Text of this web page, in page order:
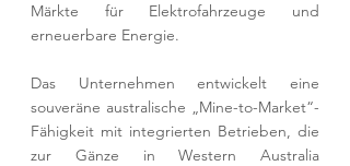
Märkte für Elektrofahrzeuge und
erneuerbare Energie.
Das Unternehmen entwickelt eine
souveräne australische „Mine-to-Market“-
Fähigkeit mit integrierten Betrieben, die
zur Gänze in Western Australia